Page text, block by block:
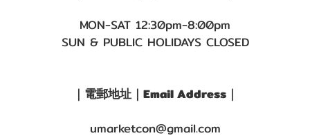
MON-SAT 12:30pm-8:00pm
SUN & PUBLIC HOLIDAYS CLOSED
｜電郵地址｜Email Address｜
umarketcon@gmail.com